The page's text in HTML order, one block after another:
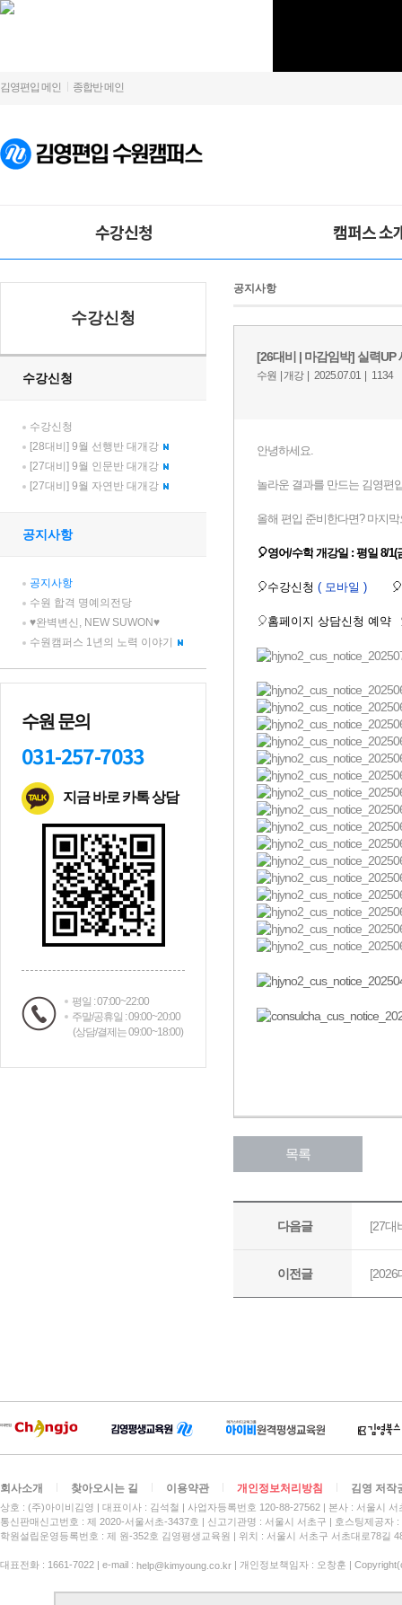
김영편입 메인 종합반 메인
수강신청 캠퍼스 소
수강신청
수강신청
수강신청
[28대비] 9월 선행반 대개강
[27대비] 9월 인문반 대개강
[27대비] 9월 자연반 대개강
공지사항
공지사항
수원 합격 명예의전당
♥완벽변신, NEW SUWON♥
수원캠퍼스 1년의 노력 이야기
수원 문의
031-257-7033
지금 바로 카톡 상담
평일 : 07:00~22:00
주말/공휴일 : 09:00~20:00
(상담/결제는 09:00~18:00)
공지사항
회사소개 찾아오시는 길 이용약관 개인정보처리방침 김영 저작
상호 : (주)아이비김영 대표이사 : 김석철 사업자등록번호 120-88-27562
본사 : 서울시
통신판매신고번호 : 제 2020-서울서초-3437호
신고기관명 : 서울시 서초구
호스팅제공자
학원설립운영등록번호 : 제 원-352호 김영평생교육원 | 위치 : 서울시 서초구 서초대로78길
대표전화 : 1661-7022 | e-mail : help@kimyoung.co.kr | 개인정보책임자 : 오창훈 |